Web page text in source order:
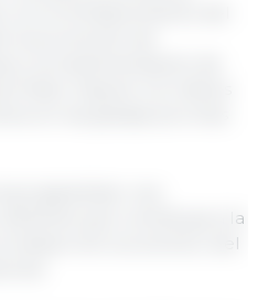
el fortalecimiento del
la promoción de
y la implementación de
mejorar los índices
en las granjas porcinas
garantizar una
que contribuya a la
desarrollo económico del